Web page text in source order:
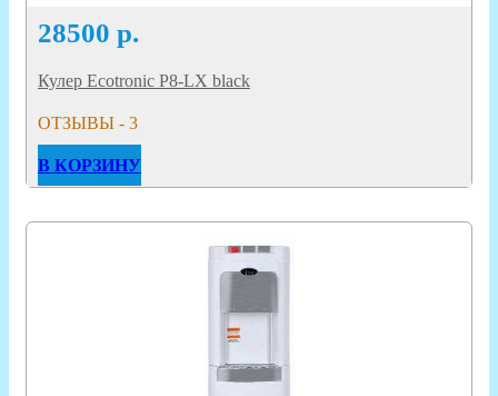
28500 р.
Кулер Ecotronic P8-LX black
ОТЗЫВЫ - 3
В КОРЗИНУ